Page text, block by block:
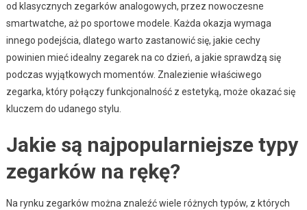
od klasycznych zegarków analogowych, przez nowoczesne
smartwatche, aż po sportowe modele. Każda okazja wymaga
innego podejścia, dlatego warto zastanowić się, jakie cechy
powinien mieć idealny zegarek na co dzień, a jakie sprawdzą się
podczas wyjątkowych momentów. Znalezienie właściwego
zegarka, który połączy funkcjonalność z estetyką, może okazać się
kluczem do udanego stylu.
Jakie są najpopularniejsze typy
zegarków na rękę?
Na rynku zegarków można znaleźć wiele różnych typów, z których